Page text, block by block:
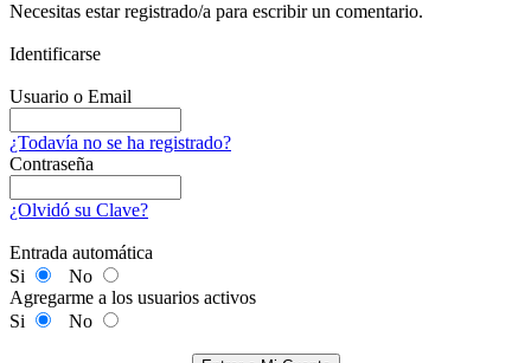
Necesitas estar registrado/a para escribir un comentario.
Identificarse
Usuario o Email
¿Todavía no se ha registrado?
Contraseña
¿Olvidó su Clave?
Entrada automática
Si
No
Agregarme a los usuarios activos
Si
No